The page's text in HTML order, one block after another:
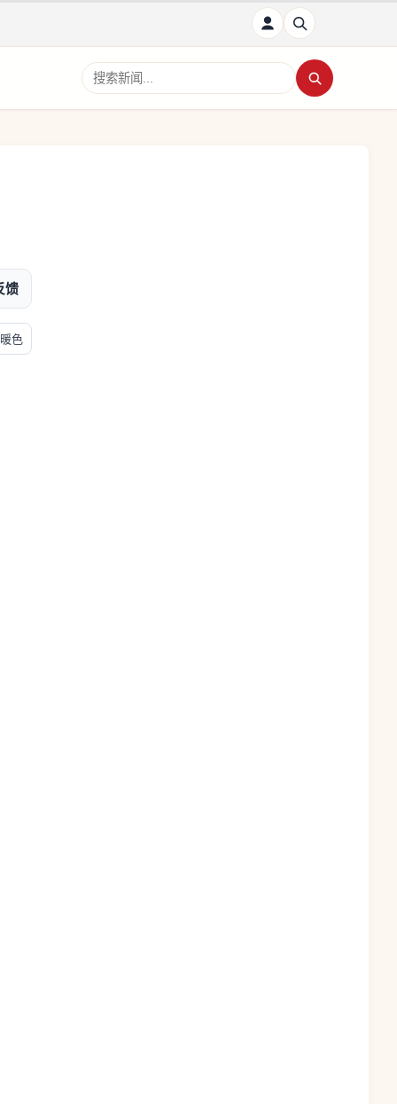
搜索新闻
馈
暖色